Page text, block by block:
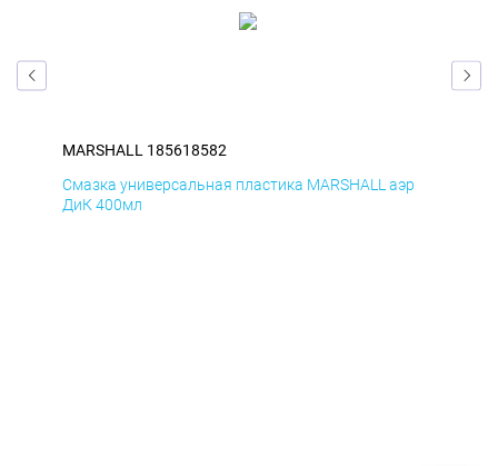
MARSHALL 185618582
Смазка универсальная пластика MARSHALL аэр
ДиК 400мл